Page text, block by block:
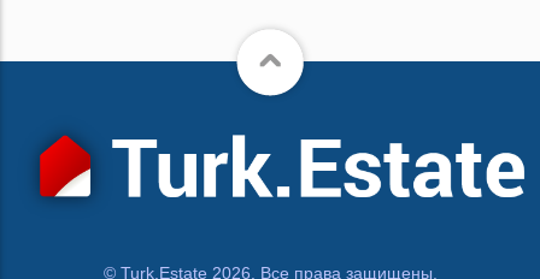
© Turk.Estate 2026. Все права защищены.